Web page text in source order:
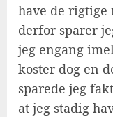
have de rigtige
derfor sparer
jeg engang
koster dog en
sparede jeg
at jeg stadig